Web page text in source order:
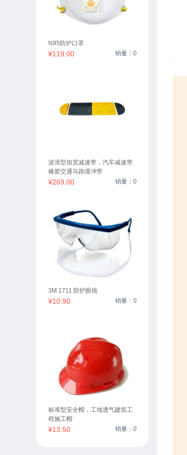
N95防护口罩
¥119.00 销量：0
波浪型加宽减速带，汽车减速带
橡胶交通马路缓冲带
¥269.00 销量：0
3M 1711 防护眼镜
¥10.90 销量：0
标准型安全帽，工地透气建筑工
程施工帽
¥13.50 销量：0